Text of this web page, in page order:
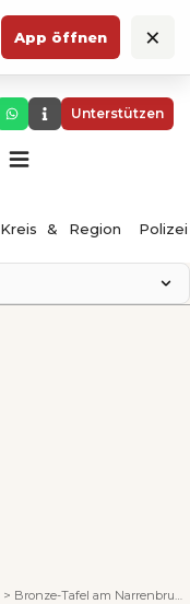
App öffnen ×
Unterstützen
Kreis & Region Polizei
> Bronze-Tafel am Narrenbrunnen verschwunden